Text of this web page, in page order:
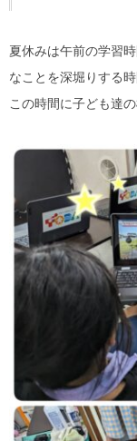
夏休みは午前の学習
なことを深堀りする
この時間に子ども達